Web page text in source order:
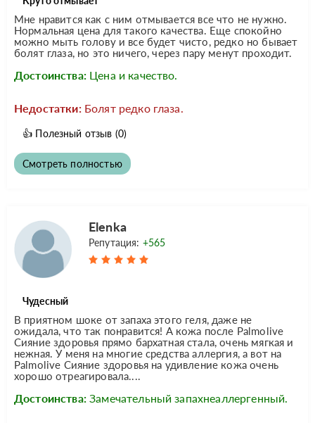
Мне нравится как с ним отмывается все что не нужно.
Нормальная цена для такого качества. Еще спокойно
можно мыть голову и все будет чисто, редко но бывает
болят глаза, но это ничего, через пару менут проходит.
Достоинства: Цена и качество.
Недостатки: Болят редко глаза.
👍 Полезный отзыв (0)
Смотреть полностью
Elenka
Репутация: +565
Чудесный
В приятном шоке от запаха этого геля, даже не
ожидала, что так понравится! А кожа после Palmolive
Сияние здоровья прямо бархатная стала, очень мягкая и
нежная. У меня на многие средства аллергия, а вот на
Palmolive Сияние здоровья на удивление кожа очень
хорошо отреагировала....
Достоинства: Замечательный запахнеаллергенный.